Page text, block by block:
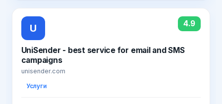
U 4.9
UniSender - best service for email and SMS
campaigns
unisender.com
Услуги